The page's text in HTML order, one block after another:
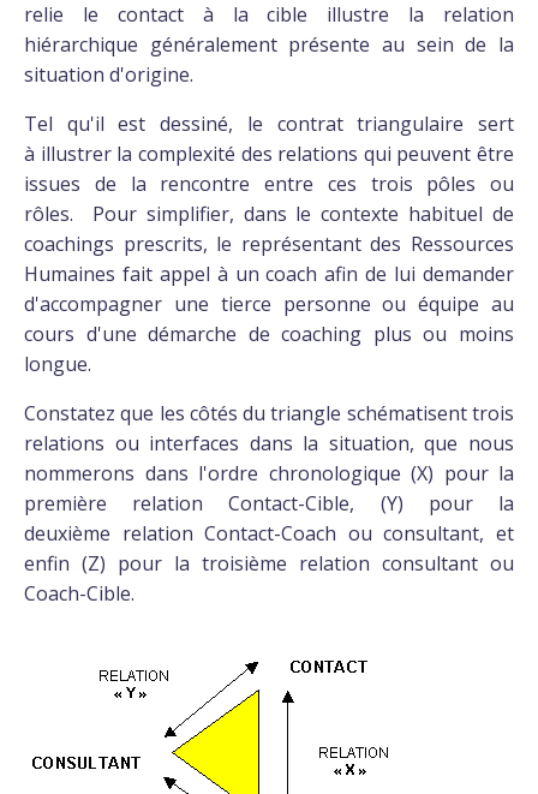
relie le contact à la cible illustre la relation
hiérarchique généralement présente au sein de la
situation d'origine.
Tel qu'il est dessiné, le contrat triangulaire sert
à illustrer la complexité des relations qui peuvent être
issues de la rencontre entre ces trois pôles ou
rôles. Pour simplifier, dans le contexte habituel de
coachings prescrits, le représentant des Ressources
Humaines fait appel à un coach afin de lui demander
d'accompagner une tierce personne ou équipe au
cours d'une démarche de coaching plus ou moins
longue.
Constatez que les côtés du triangle schématisent trois
relations ou interfaces dans la situation, que nous
nommerons dans l'ordre chronologique (X) pour la
première relation Contact-Cible, (Y) pour la
deuxième relation Contact-Coach ou consultant, et
enfin (Z) pour la troisième relation consultant ou
Coach-Cible.